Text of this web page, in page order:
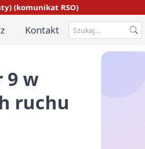
(komunikat RSO)
Kontakt
9 w
ruchu